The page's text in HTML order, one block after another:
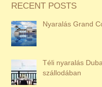
RECENT POSTS
Nyaralás Grand
Téli nyaralás
szállodában